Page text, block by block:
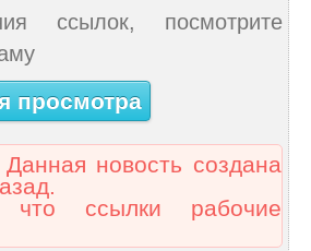
ссылок, посмотрите
просмотра
Данная новость создана
что ссылки рабочие